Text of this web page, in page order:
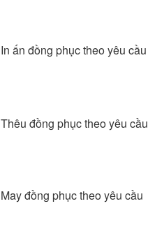
In ấn đồng phục theo yêu cầu
Thêu đồng phục theo yêu cầu
May đồng phục theo yêu cầu